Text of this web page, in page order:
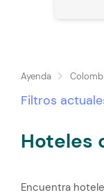
Ayenda
Filtros
Hoteles
Encuentra